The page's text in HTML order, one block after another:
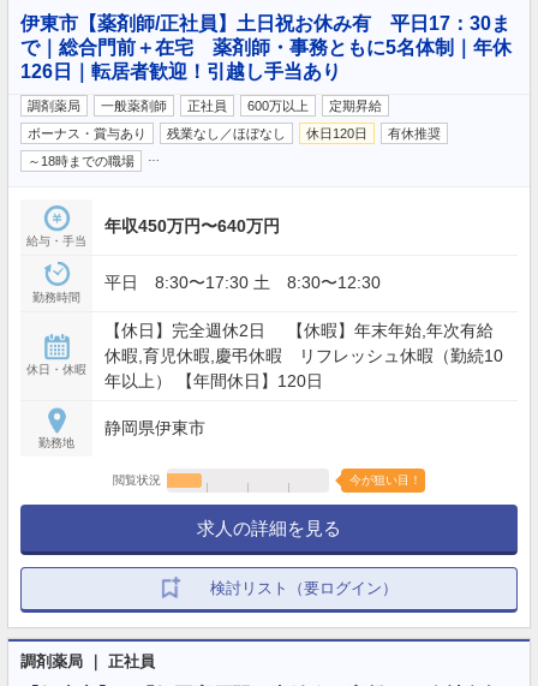
伊東市【薬剤師/正社員】土日祝お休み有 平日17：30ま
で｜総合門前＋在宅 薬剤師・事務ともに5名体制｜年休
126日｜転居者歓迎！引越し手当あり
調剤薬局 一般薬剤師 正社員 600万以上
定期昇給
ボーナス・賞与あり
残業なし／ほぼなし 休日120日
有休推奨
～18時までの職場
給与・手当
年収450万円〜640万円
勤務時間
平日 8:30〜17:30 土 8:30〜12:30
休日・休暇
【休日】完全週休2日 【休暇】年末年始,年次有給
休暇,育児休暇,慶弔休暇 リフレッシュ休暇（勤続10
年以上） 【年間休日】120日
勤務地
静岡県伊東市
閲覧状況 今が狙い目！
求人の詳細を見る
検討リスト（要ログイン）
調剤薬局 ｜ 正社員